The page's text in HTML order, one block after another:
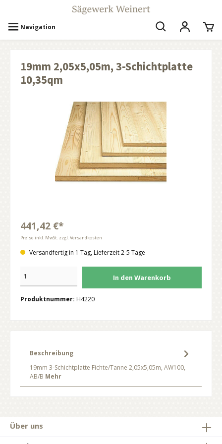
Navigation
19mm 2,05x5,05m, 3-Schichtplatte
10,35qm
441,42 €*
Preise inkl. MwSt. zzgl. Versandkosten
Versandfertig in 1 Tag, Lieferzeit 2-5 Tage
In den Warenkorb
Produktnummer: H4220
Beschreibung
19mm 3-Schichtplatte Fichte/Tanne 2,05x5,05m, AW100,
AB/B Mehr
Über uns